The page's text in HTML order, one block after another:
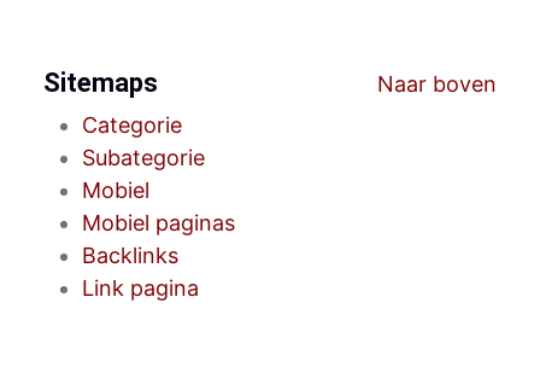
Naar boven
Sitemaps
Categorie
Subategorie
Mobiel
Mobiel paginas
Backlinks
Link pagina